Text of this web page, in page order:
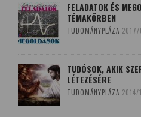
FELADATOK ÉS
TÉMAKÖRBEN
TUDOMÁNYPLÁZA
TUDÓSOK, AKIK
LÉTEZÉSÉRE
TUDOMÁNYPLÁZA 2014/